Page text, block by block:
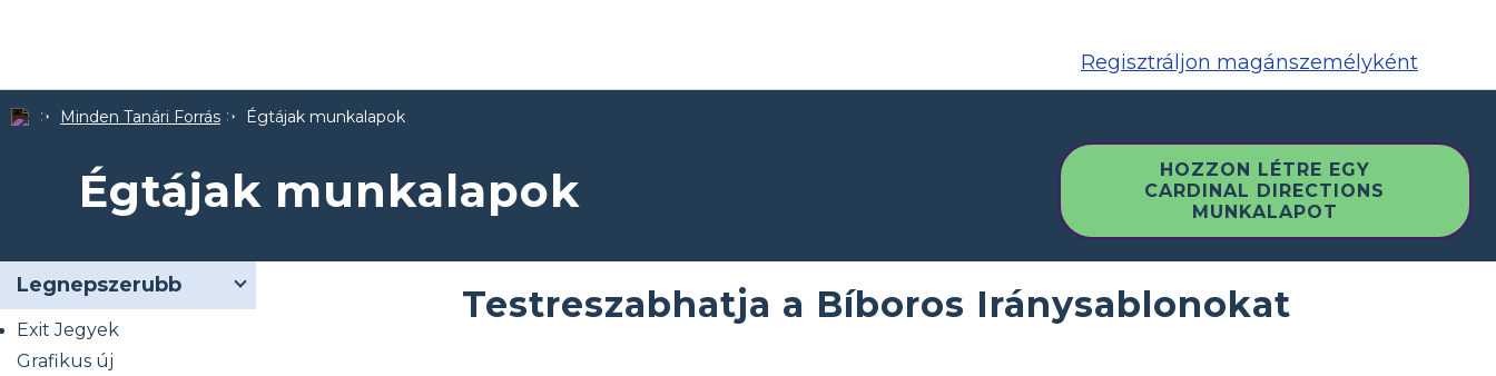
Regisztráljon magánszemélyként
Minden Tanári Forrás Égtájak munkalapok
Égtájak munkalapok
HOZZON LÉTRE EGY
CARDINAL DIRECTIONS
MUNKALAPOT
Legnepszerubb
Exit Jegyek
Grafikus új
Testreszabhatja a Bíboros Iránysablonokat